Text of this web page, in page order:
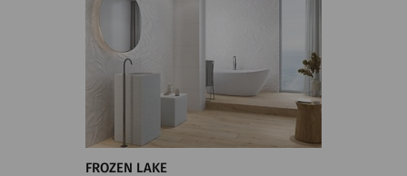
FROZEN LAKE